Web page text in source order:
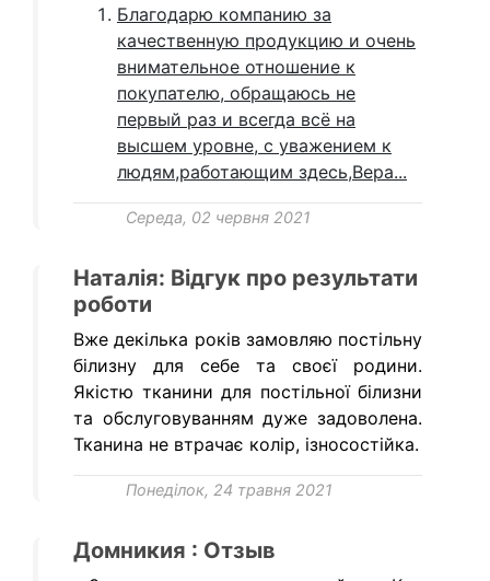
Благодарю компанию за
качественную продукцию и очень
внимательное отношение к
покупателю, обращаюсь не
первый раз и всегда всё на
высшем уровне, с уважением к
людям,работающим здесь,Вера...
Середа, 02 червня 2021
Наталія: Відгук про результати
роботи
Вже декілька років замовляю постільну
білизну для себе та своєї родини.
Якістю тканини для постільної білизни
та обслуговуванням дуже задоволена.
Тканина не втрачає колір, ізносостійка.
Понеділок, 24 травня 2021
Домникия : Отзыв